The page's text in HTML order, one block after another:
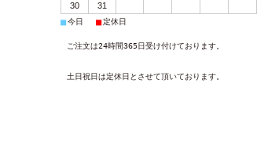
30
31
■今日 ■定休日
ご注文は24時間365日受け付けております。
土日祝日は定休日とさせて頂いております。